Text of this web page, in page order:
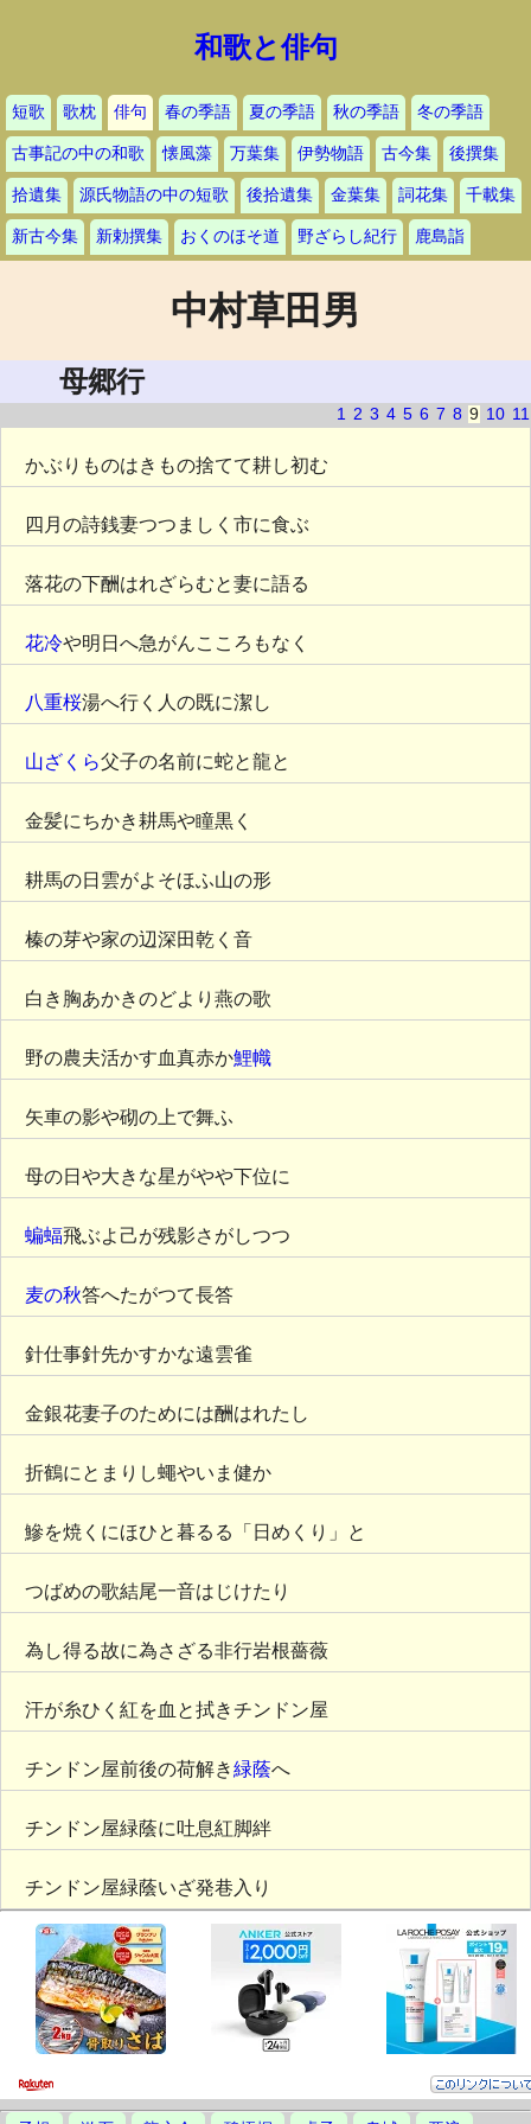
和歌と俳句
短歌 歌枕 俳句 春の季語 夏の季語 秋の季語 冬の季語
古事記の中の和歌 懐風藻 万葉集 伊勢物語 古今集 後撰集
拾遺集 源氏物語の中の短歌 後拾遺集 金葉集 詞花集 千載集
新古今集 新勅撰集 おくのほそ道 野ざらし紀行 鹿島詣
中村草田男
母郷行
1 2 3 4 5 6 7 8 9 10 11
かぶりものはきもの捨てて耕し初む
四月の詩銭妻つつましく市に食ぶ
落花の下酬はれざらむと妻に語る
花冷や明日へ急がんこころもなく
八重桜湯へ行く人の既に潔し
山ざくら父子の名前に蛇と龍と
金髪にちかき耕馬や瞳黒く
耕馬の日雲がよそほふ山の形
榛の芽や家の辺深田乾く音
白き胸あかきのどより燕の歌
野の農夫活かす血真赤か鯉幟
矢車の影や砌の上で舞ふ
母の日や大きな星がやや下位に
蝙蝠飛ぶよ己が残影さがしつつ
麦の秋答へたがつて長答
針仕事針先かすかな遠雲雀
金銀花妻子のためには酬はれたし
折鶴にとまりし蠅やいま健か
鰺を焼くにほひと暮るる「日めくり」と
つばめの歌結尾一音はじけたり
為し得る故に為さざる非行岩根薔薇
汗が糸ひく紅を血と拭きチンドン屋
チンドン屋前後の荷解き緑蔭へ
チンドン屋緑蔭に吐息紅脚絆
チンドン屋緑蔭いざ発巷入り